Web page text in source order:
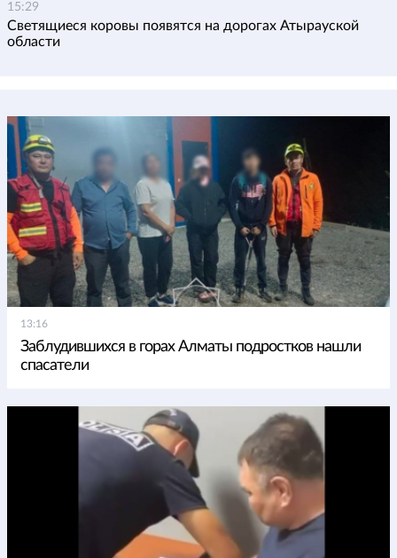
15:29
Светящиеся коровы появятся на дорогах Атырауской
области
13:16
Заблудившихся в горах Алматы подростков нашли
спасатели